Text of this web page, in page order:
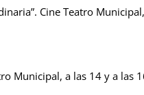
Cine Teatro
Municipal, a las 14 y a las